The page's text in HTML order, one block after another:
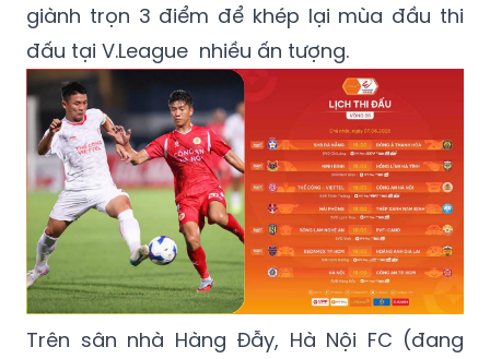
giành trọn 3 điểm để khép lại mùa đầu thi
đấu tại V.League nhiều ấn tượng.
Trên sân nhà Hàng Đẫy, Hà Nội FC (đang